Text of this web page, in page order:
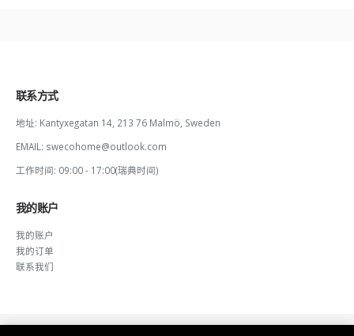
联系方式
地址: Kantyxegatan 14, 213 76 Malmö, Sweden
EMAIL: swecohome@outlook.com
工作时间: 09:00 - 17:00(瑞典时间)
我的账户
我的账户
我的订单
联系我们